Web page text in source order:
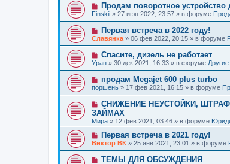
Н
о
в
о
е
с
о
о
б
щ
н
и
е
Продам поворотное устройство
Finskii » 27 июн 2022, 23:57 » в форуме
Н
о
в
е
с
о
о
б
щ
е
н
и
е
Первая встреча в 2022 году!
Славянка » 06 фев 2022, 20:15 » в форуме
Н
о
в
е
с
о
о
б
щ
е
н
и
е
Спасите, дизель не работает
Уран » 30 дек 2021, 16:33 » в форуме
Н
о
в
е
с
о
о
щ
е
н
продам Megajet 600 plus turbo
поршень » 17 фев 2021, 16:15 » в форуме
Н
о
в
о
е
с
о
о
б
СНИЖЕНИЕ НЕУСТОЙКИ,
ЗАЙМАХ
Мира » 12 фев 2021, 03:46 » в форуме
Н
о
в
о
Первая встреча в 2021 году!
Виктор ВК » 25 янв 2021, 23:01 » в форуме
НТЕМЫ ДЛЯ ОБСУЖДЕНИЯ